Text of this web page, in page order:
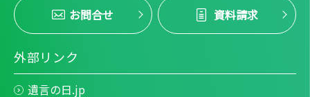
お問合せ 資料請求
外部リンク
遺言の日.jp